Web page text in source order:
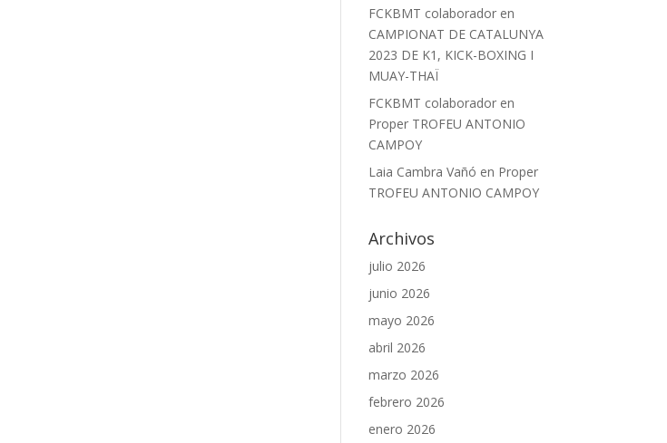
FCKBMT colaborador en
CAMPIONAT DE CATALUNYA
2023 DE K1, KICK-BOXING I
MUAY-THAÏ
FCKBMT colaborador en
Proper TROFEU ANTONIO
CAMPOY
Laia Cambra Vañó en Proper
TROFEU ANTONIO CAMPOY
Archivos
julio 2026
junio 2026
mayo 2026
abril 2026
marzo 2026
febrero 2026
enero 2026